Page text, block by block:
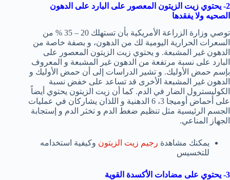
2- يحتوي زيت الزيتون المعصور على البارد على الدهون
الصحيه ولا يفقدها
توصي وزارة الزراعة الأمريكية بأن تستهلك 20 – 35 % من
السعرات الحرارية اليومية لك من الدهون، و بصفة خاصة من
الدهون غير المشبعة. و يحتوي زيت الزيتون المعصور على
البارد على نسبة مرتفعة من الدهون غير المشبعة و المعروف
بإسم حمض الأوليك. و تشير الدراسات إلى أن حمض الأوليك و
الدهون غير المشبعة الأخرى قد تساعد على خفض نسبة
الكوليسترول الضار في الدم. كما أن زيت الزيتون يحتوي أيضاً
على أحماض أوميجا 3، 6 الدهنية و اللذان يشاركان في عمليات
الجسم الرئيسية مثل تنظيم ضغط الدم و تخثر الدم و إستجابة
الجهاز المناعي.
يمكنك مشاهدة رجيم زيت الزيتون وكيفية استخدامه
للتخسيس
3- يحتوي على مضادات الأكسدة القوية